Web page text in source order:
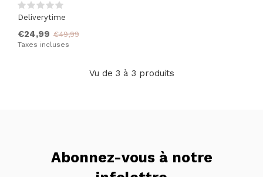
Deliverytime
€24,99 €49,99
Taxes incluses
Vu de 3 à 3 produits
Abonnez-vous à notre